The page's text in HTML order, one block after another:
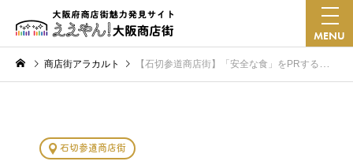
MENU
商店街アラカルト 【石切参道商店街】「安全な食」をPRするため、「HACCP」（ハサップ）を取り入れました
石切参道商店街